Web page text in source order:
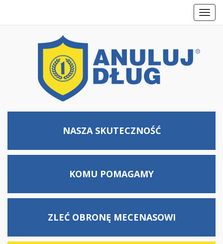
NASZA SKUTECZNOŚĆ
KOMU POMAGAMY
ZLEĆ OBRONĘ MECENASOWI